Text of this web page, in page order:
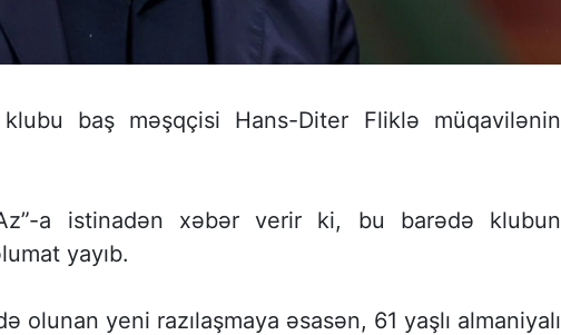
baş məşqçisi Hans-Diter Fliklə müqavilənin
a istinadən xəbər verir ki, bu barədə klubun
yayıb.
olunan yeni razılaşmaya əsasən, 61 yaşlı almaniyalı